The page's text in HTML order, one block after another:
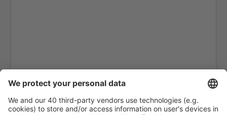
Kozani Airport (KZI)
Lemnos Airport (LXS)
Leros Island Airport (LRS)